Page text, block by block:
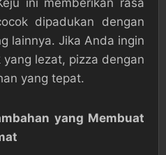
ini memberikan rasa
dipadukan dengan
lainnya. Jika Anda ingin
lezat, pizza dengan
yang tepat.
yang Membuat